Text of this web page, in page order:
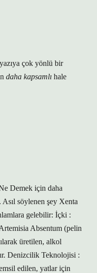
çok yönlü bir
daha kapsamlı hale
Ne Demek için daha
söylenen şey Xenta
gelebilir: İçki :
Absentum (pelin
üretilen, alkol
Denizcilik Teknolojisi :
edilen, yatlar için